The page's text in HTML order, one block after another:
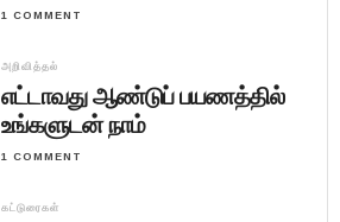
1 COMMENT
அறிவித்தல்
எட்டாவது ஆண்டுப் பயணத்தில்
உங்களுடன் நாம்
1 COMMENT
கட்டுரைகள்